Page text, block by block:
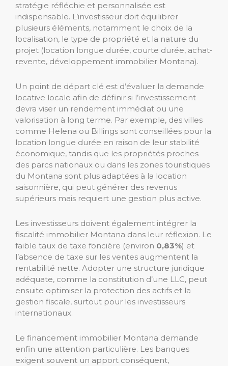
stratégie réfléchie et personnalisée est
indispensable. L’investisseur doit équilibrer
plusieurs éléments, notamment le choix de la
localisation, le type de propriété et la nature du
projet (location longue durée, courte durée, achat-
revente, développement immobilier Montana).
Un point de départ clé est d’évaluer la demande
locative locale afin de définir si l’investissement
devra viser un rendement immédiat ou une
valorisation à long terme. Par exemple, des villes
comme Helena ou Billings sont conseillées pour la
location longue durée en raison de leur stabilité
économique, tandis que les propriétés proches
des parcs nationaux ou dans les zones touristiques
du Montana sont plus adaptées à la location
saisonnière, qui peut générer des revenus
supérieurs mais requiert une gestion plus active.
Les investisseurs doivent également intégrer la
fiscalité immobilier Montana dans leur réflexion. Le
faible taux de taxe foncière (environ 0,83%) et
l’absence de taxe sur les ventes augmentent la
rentabilité nette. Adopter une structure juridique
adéquate, comme la constitution d’une LLC, peut
ensuite optimiser la protection des actifs et la
gestion fiscale, surtout pour les investisseurs
internationaux.
Le financement immobilier Montana demande
enfin une attention particulière. Les banques
exigent souvent un apport conséquent,